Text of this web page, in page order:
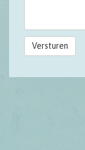
Versturen